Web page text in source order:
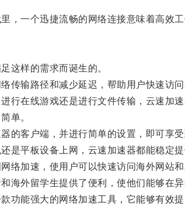
一个迅捷流畅的网络连接意味着高效工
样的需求而诞生的。
输路径和减少延迟，帮助用户快速访问
在线游戏还是进行文件传输，云速加速
单。
客户端，并进行简单的设置，即可享受
平板设备上网，云速加速器都能稳定提
加速，使用户可以快速访问海外网站和
外留学生提供了便利，使他们能够在异
能强大的网络加速工具，它能够有效提